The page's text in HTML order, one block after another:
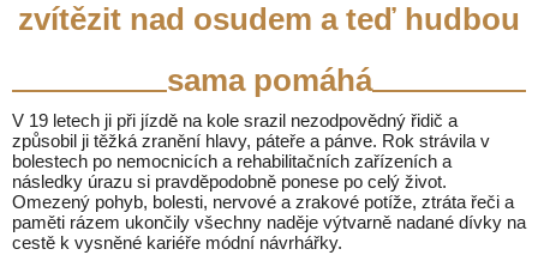
zvítězit nad osudem a teď hudbou
sama pomáhá
V 19 letech ji při jízdě na kole srazil nezodpovědný řidič a
způsobil ji těžká zranění hlavy, páteře a pánve. Rok strávila v
bolestech po nemocnicích a rehabilitačních zařízeních a
následky úrazu si pravděpodobně ponese po celý život.
Omezený pohyb, bolesti, nervové a zrakové potíže, ztráta řeči a
paměti rázem ukončily všechny naděje výtvarně nadané dívky na
cestě k vysněné kariéře módní návrhářky.